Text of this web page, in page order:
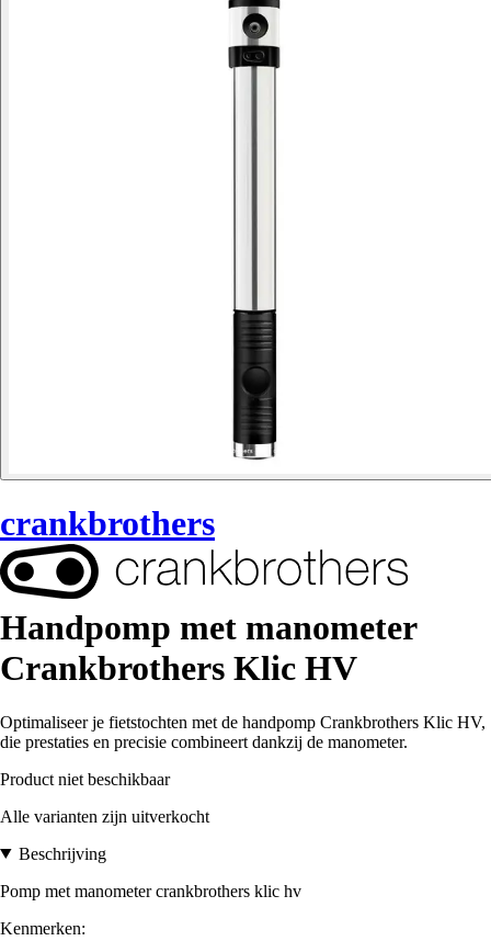
crankbrothers
Handpomp met manometer
Crankbrothers Klic HV
Optimaliseer je fietstochten met de handpomp Crankbrothers Klic HV,
die prestaties en precisie combineert dankzij de manometer.
Product niet beschikbaar
Alle varianten zijn uitverkocht
Beschrijving
Pomp met manometer crankbrothers klic hv
Kenmerken: